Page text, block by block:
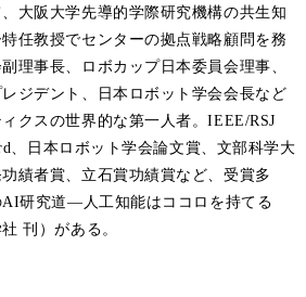
大阪大学先導的学際研究機構の共生知
任教授でセンターの拠点戦略顧問を務
理事長、ロボカップ日本委員会理事、
ジデント、日本ロボット学会会長など
クスの世界的な第一人者。IEEE/RSJ
、日本ロボット学会論文賞、文部科学大
績者賞、立石賞功績賞など、受賞多
研究道―人工知能はココロを持てる
刊）がある。